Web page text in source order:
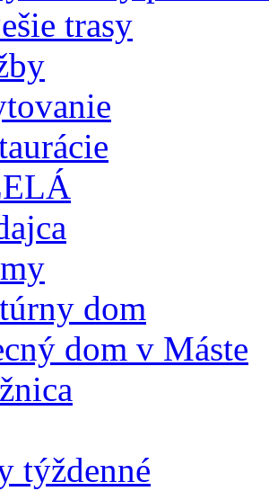
trasy
dom
dom v Máste
týždenné